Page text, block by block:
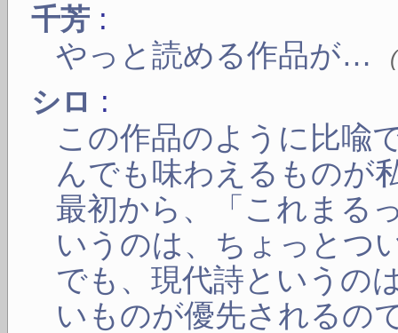
千芳 :
やっと読める作品が…
(
シロ :
この作品のように比喩
んでも味わえるものが
最初から、「これまる
いうのは、ちょっとつ
でも、現代詩というの
いものが優先されるの